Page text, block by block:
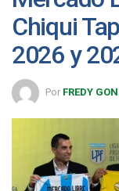
Chiqui
2026 y
Por FREDY